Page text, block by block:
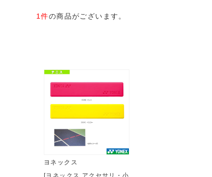
1件の商品がございます。
ヨネックス
[ヨネックス アクセサリ・小